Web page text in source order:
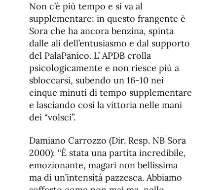
Non c’è più tempo e si va al
supplementare: in questo frangente è
Sora che ha ancora benzina, spinta
dalle ali dell’entusiasmo e dal supporto
del PalaPanico. L’ APDB crolla
psicologicamente e non riesce più a
sbloccarsi, subendo un 16-10 nei
cinque minuti di tempo supplementare
e lasciando così la vittoria nelle mani
dei “volsci”.
Damiano Carrozzo (Dir. Resp. NB Sora
2000): “È stata una partita incredibile,
emozionante, magari non bellissima
ma di un’intensità pazzesca. Abbiamo